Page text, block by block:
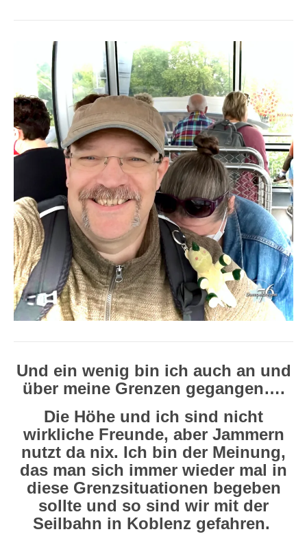
Und ein wenig bin ich auch an und
über meine Grenzen gegangen….
Die Höhe und ich sind nicht
wirkliche Freunde, aber Jammern
nutzt da nix. Ich bin der Meinung,
das man sich immer wieder mal in
diese Grenzsituationen begeben
sollte und so sind wir mit der
Seilbahn in Koblenz gefahren.